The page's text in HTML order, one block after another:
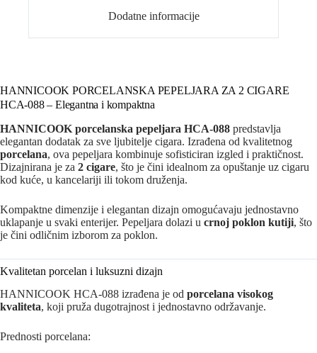
Dodatne informacije
HANNICOOK PORCELANSKA PEPELJARA ZA 2 CIGARE
HCA-088 – Elegantna i kompaktna
HANNICOOK porcelanska pepeljara HCA-088 predstavlja
elegantan dodatak za sve ljubitelje cigara. Izrađena od kvalitetnog
porcelana, ova pepeljara kombinuje sofisticiran izgled i praktičnost.
Dizajnirana je za 2 cigare, što je čini idealnom za opuštanje uz cigaru
kod kuće, u kancelariji ili tokom druženja.
Kompaktne dimenzije i elegantan dizajn omogućavaju jednostavno
uklapanje u svaki enterijer. Pepeljara dolazi u crnoj poklon kutiji, što
je čini odličnim izborom za poklon.
Kvalitetan porcelan i luksuzni dizajn
HANNICOOK HCA-088 izrađena je od porcelana visokog
kvaliteta, koji pruža dugotrajnost i jednostavno održavanje.
Prednosti porcelana: